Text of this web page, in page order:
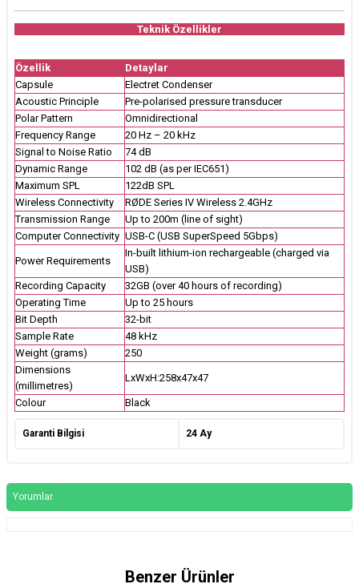
Teknik Özellikler
Özellik
Detaylar
Capsule
Electret Condenser
Acoustic Principle
Pre-polarised pressure transducer
Polar Pattern
Omnidirectional
Frequency Range
20 Hz – 20 kHz
Signal to Noise Ratio
74 dB
Dynamic Range
102 dB (as per IEC651)
Maximum SPL
122dB SPL
Wireless Connectivity
RØDE Series IV Wireless 2.4GHz
Transmission Range
Up to 200m (line of sight)
Computer Connectivity USB-C (USB SuperSpeed 5Gbps)
Power Requirements
In-built lithium-ion rechargeable (charged via
USB)
Recording Capacity
32GB (over 40 hours of recording)
Operating Time
Up to 25 hours
Bit Depth
32-bit
Sample Rate
48 kHz
Weight (grams)
250
Dimensions
(millimetres)
LxWxH:258x47x47
Colour Black
Garanti Bilgisi 24 Ay
Yorumlar
Benzer Ürünler